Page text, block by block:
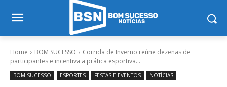
Home BOM SUCESSO
Corrida de Inverno reúne dezenas de
participantes e incentiva a prática esportiva...
BOM SUCESSO ESPORTES FESTAS E EVENTOS NOTÍCIAS